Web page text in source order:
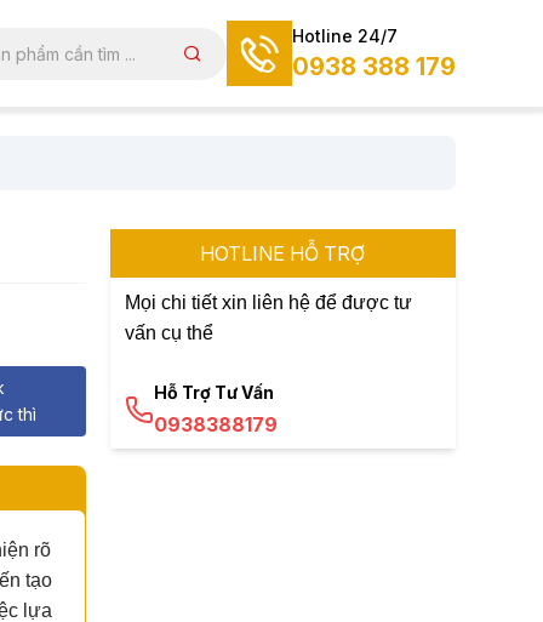
Hotline 24/7
0938 388 179
thì
rõ
tạo
lựa
HOTLINE HỖ TRỢ
Mọi chi tiết xin liên hệ để được tư
vấn cụ thể
Hỗ Trợ Tư Vấn
0938388179